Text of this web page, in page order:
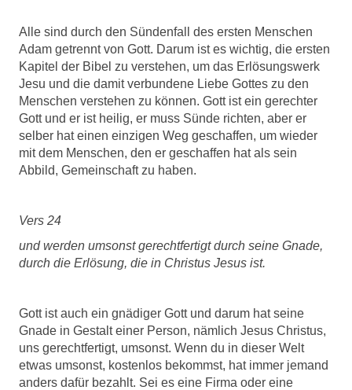
Alle sind durch den Sündenfall des ersten Menschen
Adam getrennt von Gott. Darum ist es wichtig, die ersten
Kapitel der Bibel zu verstehen, um das Erlösungswerk
Jesu und die damit verbundene Liebe Gottes zu den
Menschen verstehen zu können. Gott ist ein gerechter
Gott und er ist heilig, er muss Sünde richten, aber er
selber hat einen einzigen Weg geschaffen, um wieder
mit dem Menschen, den er geschaffen hat als sein
Abbild, Gemeinschaft zu haben.
Vers 24
und werden umsonst gerechtfertigt durch seine Gnade,
durch die Erlösung, die in Christus Jesus ist.
Gott ist auch ein gnädiger Gott und darum hat seine
Gnade in Gestalt einer Person, nämlich Jesus Christus,
uns gerechtfertigt, umsonst. Wenn du in dieser Welt
etwas umsonst, kostenlos bekommst, hat immer jemand
anders dafür bezahlt. Sei es eine Firma oder eine